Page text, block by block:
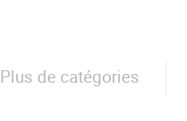
Plus de catégories